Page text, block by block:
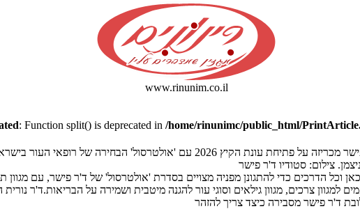
www.rinunim.co.il
: Function split() is deprecated in /home/rinunimc/public_html/
קבוצת ד'ר פישר מכריזה על פתיחת עונת הקיץ 2026 עם 'אולטרסול' הבחירה של רופאי
צילום: סטודיו ד'ר פישר
וכל הדרכים כדי להתגונן מפניה מצויים בסדרת 'אולטרסול' של ד'ר פישר, עם מגוון
למגוון צרכים, מגוון גילאים וסוגי עור להגנה מיטבית ושמירה על הבריאות.ד'ר נורית
ד'ר פישר מסבירה כיצד צריך להזהר